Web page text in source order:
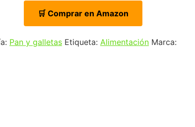
🛒 Comprar en Amazon
Pan y galletas Etiqueta: Alimentación Marca: